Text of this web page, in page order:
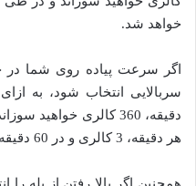
خواهد شد.
اگر سرعت پیاده روی شما در
دقیقه، 360 کالری
هر دقیقه، 3 کالری و در 60 دقیقه نیز 160 کالری سوزانده می شود.